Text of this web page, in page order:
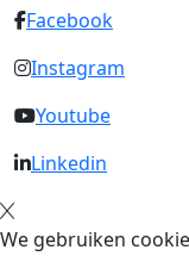
Facebook
Instagram
Youtube
Linkedin
We gebruiken